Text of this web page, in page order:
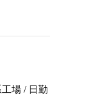
場 / 日勤